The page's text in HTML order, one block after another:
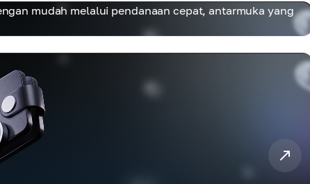
mudah melalui pendanaan cepat, antarmuka yang